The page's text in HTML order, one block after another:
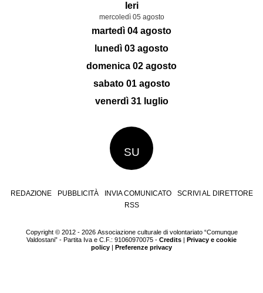
Ieri
mercoledì 05 agosto
martedì 04 agosto
lunedì 03 agosto
domenica 02 agosto
sabato 01 agosto
venerdì 31 luglio
SU
REDAZIONE PUBBLICITÀ INVIA COMUNICATO
SCRIVI AL DIRETTORE
RSS
Copyright © 2012 - 2026 Associazione culturale di volontariato “Comunque
Valdostani” - Partita Iva e C.F.: 91060970075 - Credits | Privacy e cookie
policy | Preferenze privacy